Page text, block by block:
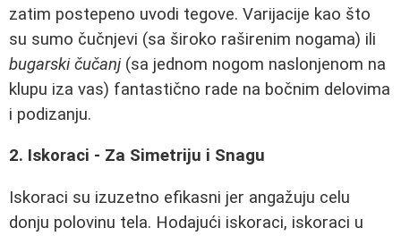
zatim postepeno uvodi tegove. Varijacije kao što
su sumo čučnjevi (sa široko raširenim nogama) ili
bugarski čučanj(sa jednom nogom naslonjenom na
klupu iza vas) fantastično rade na bočnim delovima
i podizanju.
2. Iskoraci - Za Simetriju i Snagu
Iskoraci su izuzetno efikasni jer angažuju celu
donju polovinu tela. Hodajući iskoraci, iskoraci u